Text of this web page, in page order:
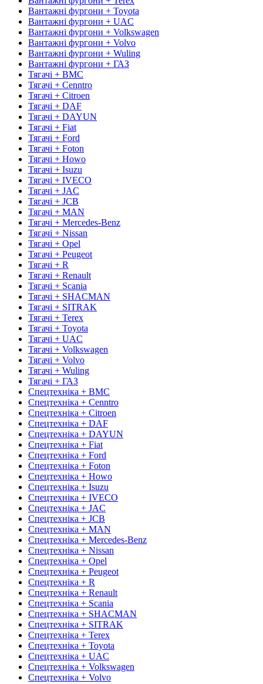
Вантажні фургони + Toyota
Вантажні фургони + UAC
Вантажні фургони + Volkswagen
Вантажні фургони + Volvo
Вантажні фургони + Wuling
Вантажні фургони + ГАЗ
Тягачі + BMC
Тягачі + Cenntro
Тягачі + Citroen
Тягачі + DAF
Тягачі + DAYUN
Тягачі + Fiat
Тягачі + Ford
Тягачі + Foton
Тягачі + Howo
Тягачі + Isuzu
Тягачі + IVECO
Тягачі + JAC
Тягачі + JCB
Тягачі + MAN
Тягачі + Mercedes-Benz
Тягачі + Nissan
Тягачі + Opel
Тягачі + Peugeot
Тягачі + R
Тягачі + Renault
Тягачі + Scania
Тягачі + SHACMAN
Тягачі + SITRAK
Тягачі + Terex
Тягачі + Toyota
Тягачі + UAC
Тягачі + Volkswagen
Тягачі + Volvo
Тягачі + Wuling
Тягачі + ГАЗ
Спецтехніка + BMC
Спецтехніка + Cenntro
Спецтехніка + Citroen
Спецтехніка + DAF
Спецтехніка + DAYUN
Спецтехніка + Fiat
Спецтехніка + Ford
Спецтехніка + Foton
Спецтехніка + Howo
Спецтехніка + Isuzu
Спецтехніка + IVECO
Спецтехніка + JAC
Спецтехніка + JCB
Спецтехніка + MAN
Спецтехніка + Mercedes-Benz
Спецтехніка + Nissan
Спецтехніка + Opel
Спецтехніка + Peugeot
Спецтехніка + R
Спецтехніка + Renault
Спецтехніка + Scania
Спецтехніка + SHACMAN
Спецтехніка + SITRAK
Спецтехніка + Terex
Спецтехніка + Toyota
Спецтехніка + UAC
Спецтехніка + Volkswagen
Спецтехніка + Volvo